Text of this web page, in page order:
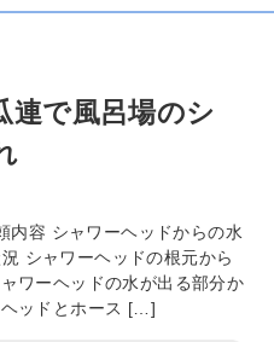
連で風呂場のシ
内容 シャワーヘッドからの水
シャワーヘッドの根元から
ワーヘッドの水が出る部分か
ヘッドとホース […]